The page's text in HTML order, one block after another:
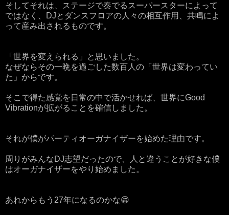
そしてそれは、ステージで奏でるスーパースターによって
ではなく、DJとダンスフロアの人々の相互作用、共鳴によ
って産み出されるものです。
「世界を変えられる」と思いました。
なぜならその一晩を過ごした数百人の「世界は変わってい
た」からです。
そこで得た感覚を日常の中で活かせれば、世界にGood
Vibrationが拡がることを確信しました。
それが僕がパーティオーガナイザーを始めた理由です。
周りがみんなDJ志望だったので、人と違うことが好きな僕
はオーガナイザーをやり始めました。
あれからもう27年になるのかな😁